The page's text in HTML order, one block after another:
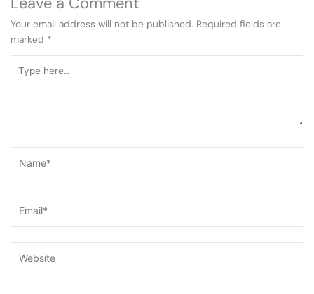
Your email address will not be published. Required fields are
marked *
here..